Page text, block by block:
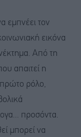
εμπνέει τον
εικόνα
Από τη
απαιτεί η
πρώτο ρόλο,
προσόντα.
μπορεί να